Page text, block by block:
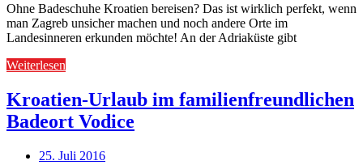
Ohne Badeschuhe Kroatien bereisen? Das ist wirklich perfekt, wenn
man Zagreb unsicher machen und noch andere Orte im
Landesinneren erkunden möchte! An der Adriaküste gibt
Weiterlesen
Kroatien-Urlaub im familienfreundlichen
Badeort Vodice
25. Juli 2016